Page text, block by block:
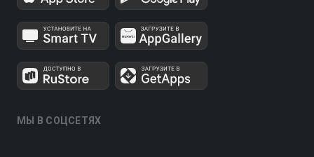
МЫ В СОЦСЕТЯХ